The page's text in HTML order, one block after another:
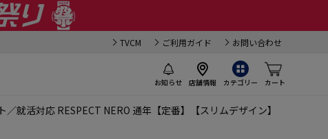
TVCM ご利用ガイド お問い合わせ
お知らせ 店舗情報 カテゴリー カート
就活対応 RESPECT NERO 通年【定番】【スリムデザイン】